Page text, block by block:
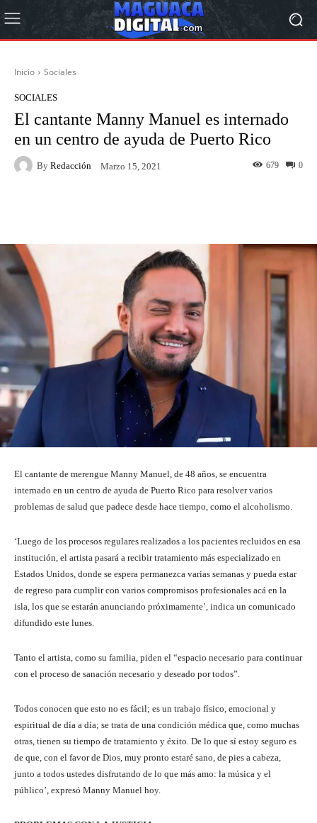
Inicio Sociales
SOCIALES
El cantante Manny Manuel es internado
en un centro de ayuda de Puerto Rico
By Redacción Marzo 15, 2021 0
679
El cantante de merengue Manny Manuel, de 48 años, se encuentra
internado en un centro de ayuda de Puerto Rico para resolver varios
problemas de salud que padece desde hace tiempo, como el alcoholismo.
‘Luego de los procesos regulares realizados a los pacientes recluidos en esa
institución, el artista pasará a recibir tratamiento más especializado en
Estados Unidos, donde se espera permanezca varias semanas y pueda estar
de regreso para cumplir con varios compromisos profesionales acá en la
isla, los que se estarán anunciando próximamente’, indica un comunicado
difundido este lunes.
Tanto el artista, como su familia, piden el “espacio necesario para continuar
con el proceso de sanación necesario y deseado por todos”.
Todos conocen que esto no es fácil; es un trabajo físico, emocional y
espiritual de día a día; se trata de una condición médica que, como muchas
otras, tienen su tiempo de tratamiento y éxito. De lo que sí estoy seguro es
de que, con el favor de Dios, muy pronto estaré sano, de pies a cabeza,
junto a todos ustedes disfrutando de lo que más amo: la música y el
público’, expresó Manny Manuel hoy.